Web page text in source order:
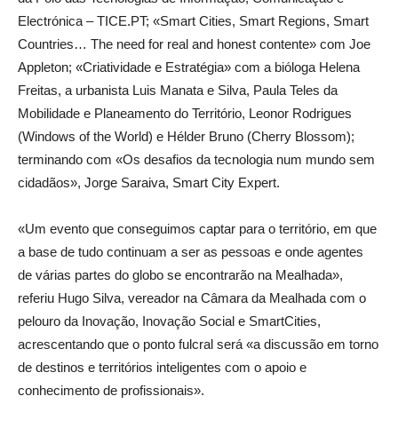
Electrónica – TICE.PT; «Smart Cities, Smart Regions, Smart
Countries… The need for real and honest contente» com Joe
Appleton; «Criatividade e Estratégia» com a bióloga Helena
Freitas, a urbanista Luis Manata e Silva, Paula Teles da
Mobilidade e Planeamento do Território, Leonor Rodrigues
(Windows of the World) e Hélder Bruno (Cherry Blossom);
terminando com «Os desafios da tecnologia num mundo sem
cidadãos», Jorge Saraiva, Smart City Expert.
«Um evento que conseguimos captar para o território, em que
a base de tudo continuam a ser as pessoas e onde agentes
de várias partes do globo se encontrarão na Mealhada»,
referiu Hugo Silva, vereador na Câmara da Mealhada com o
pelouro da Inovação, Inovação Social e SmartCities,
acrescentando que o ponto fulcral será «a discussão em torno
de destinos e territórios inteligentes com o apoio e
conhecimento de profissionais».